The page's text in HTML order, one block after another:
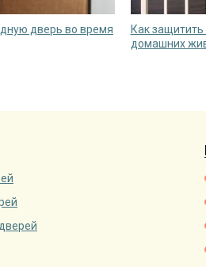
дверь во время
Как
домашних